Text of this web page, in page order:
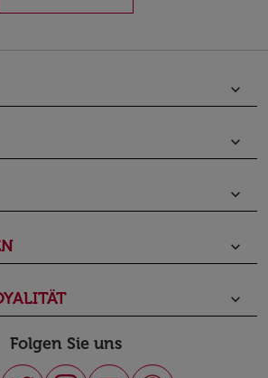
keyboard_arrow_down
keyboard_arrow_down
keyboard_arrow_down
keyboard_arrow_down
keyboard_arrow_down
Folgen Sie uns